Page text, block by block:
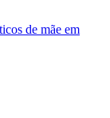
de mãe em